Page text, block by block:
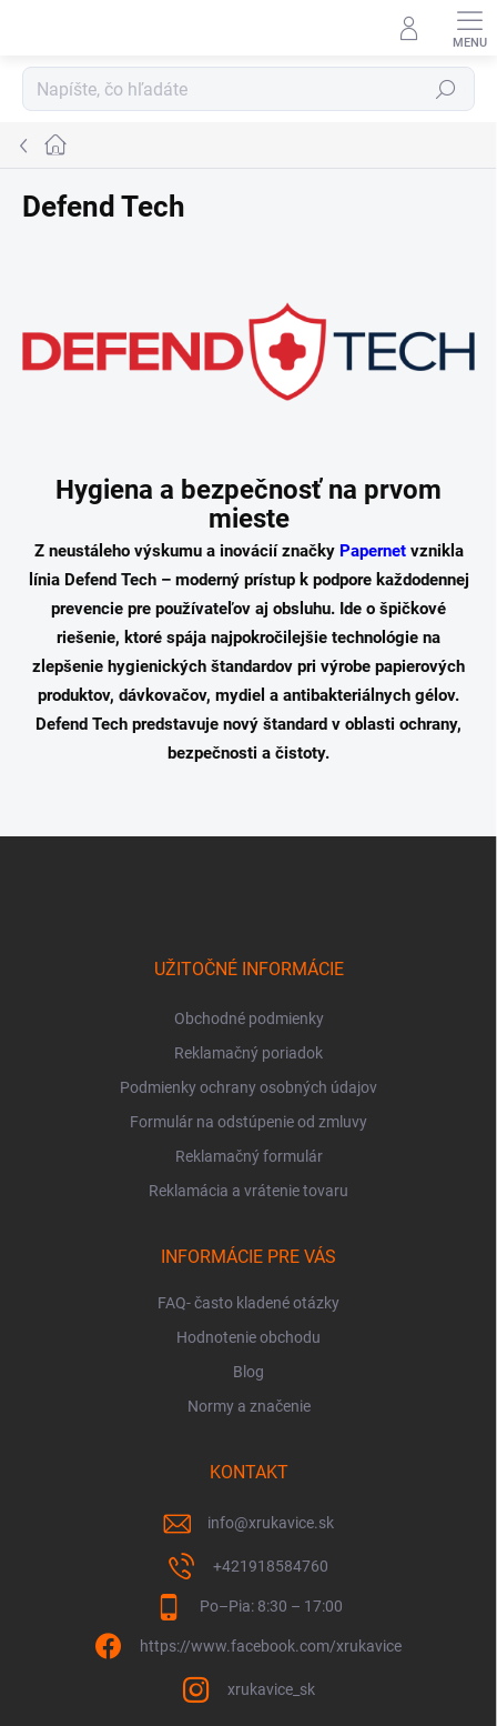
Hľadať
Domov
Defend Tech
Hygiena a bezpečnosť na prvom
mieste
Z neustáleho výskumu a inovácií značky Papernetvznikla
línia Defend Tech– moderný prístup k podpore každodennej
prevencie pre používateľov aj obsluhu. Ide o špičkové
riešenie, ktoré spája najpokročilejšie technológie na
zlepšenie hygienických štandardov pri výrobe papierových
produktov, dávkovačov, mydiel a antibakteriálnych gélov.
Defend Tech predstavuje nový štandard v oblasti ochrany,
bezpečnosti a čistoty.
UŽITOČNÉ INFORMÁCIE
Obchodné podmienky
Reklamačný poriadok
Podmienky ochrany osobných údajov
Formulár na odstúpenie od zmluvy
Reklamačný formulár
Reklamácia a vrátenie tovaru
INFORMÁCIE PRE VÁS
FAQ- často kladené otázky
Hodnotenie obchodu
Blog
Normy a značenie
KONTAKT
info@xrukavice.sk
+421918584760
Po–Pia: 8:30 – 17:00
https://www.facebook.com/xrukavice
xrukavice_sk